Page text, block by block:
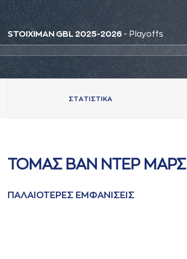
STOIXIMAN GBL 2025-2026 - Playoffs
ΣΤAΤΙΣΤΙΚA
ΤΟΜAΣ ΒAΝ ΝΤΕΡ ΜAΡΣ
ΠAΛAΙΟΤΕΡΕΣ ΕΜΦAΝΙΣΕΙΣ